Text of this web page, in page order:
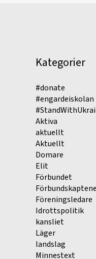
Kategorier
#donate
#engardeiskolan
Aktiva
aktuellt
Aktuellt
Domare
Elit
Förbundet
Föreningsledare
Idrottspolitik
kansliet
Läger
landslag
Minnestext